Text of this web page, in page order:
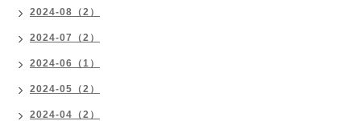
2024-08（2）
2024-07（2）
2024-06（1）
2024-05（2）
2024-04（2）